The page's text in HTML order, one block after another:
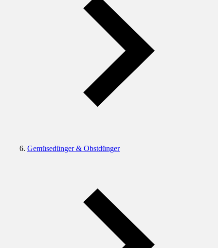
Gemüsedünger & Obstdünger